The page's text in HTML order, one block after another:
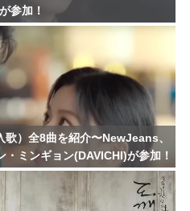
参加！
歌）全8曲を紹介〜NewJeans、
ミンギョン(DAVICHI)が参加！